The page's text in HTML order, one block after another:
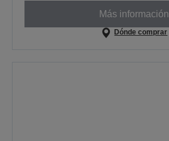
Más información
Dónde comprar